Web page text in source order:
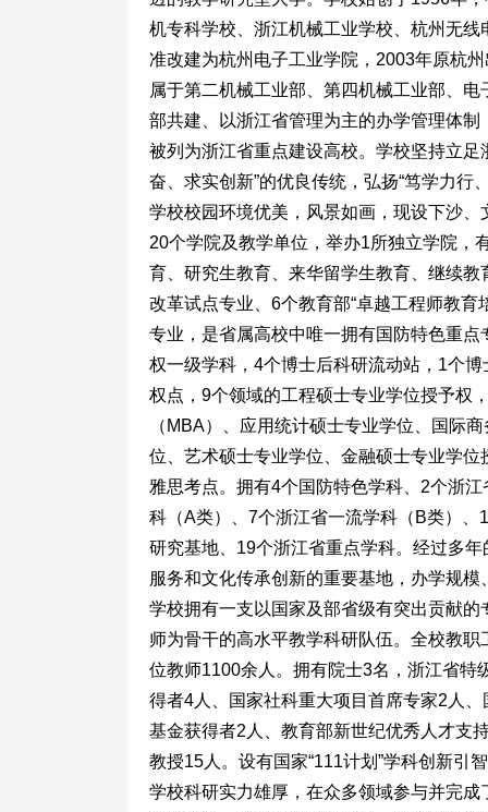
机专科学校、浙江机械工业学校、杭州无
准改建为杭州电子工业学院，2003年原杭
属于第二机械工业部、第四机械工业部、
部共建、以浙江省管理为主的办学管理体
被列为浙江省重点建设高校。学校坚持立
奋、求实创新”的优良传统，弘扬“笃学力行
学校校园环境优美，风景如画，现设下沙
20个学院及教学单位，举办1所独立学院，
育、研究生教育、来华留学生教育、继续
改革试点专业、6个教育部“卓越工程师教
专业，是省属高校中唯一拥有国防特色重
权一级学科，4个博士后科研流动站，1个
权点，9个领域的工程硕士专业学位授予权
（MBA）、应用统计硕士专业学位、国际
位、艺术硕士专业学位、金融硕士专业学
雅思考点。拥有4个国防特色学科、2个浙
科（A类）、7个浙江省一流学科（B类）
研究基地、19个浙江省重点学科。经过多
服务和文化传承创新的重要基地，办学规
学校拥有一支以国家及部省级有突出贡献
师为骨干的高水平教学科研队伍。全校教
位教师1100余人。拥有院士3名，浙江省特
得者4人、国家社科重大项目首席专家2人
基金获得者2人、教育部新世纪优秀人才支
教授15人。设有国家“111计划”学科创新引
学校科研实力雄厚，在众多领域参与并完成